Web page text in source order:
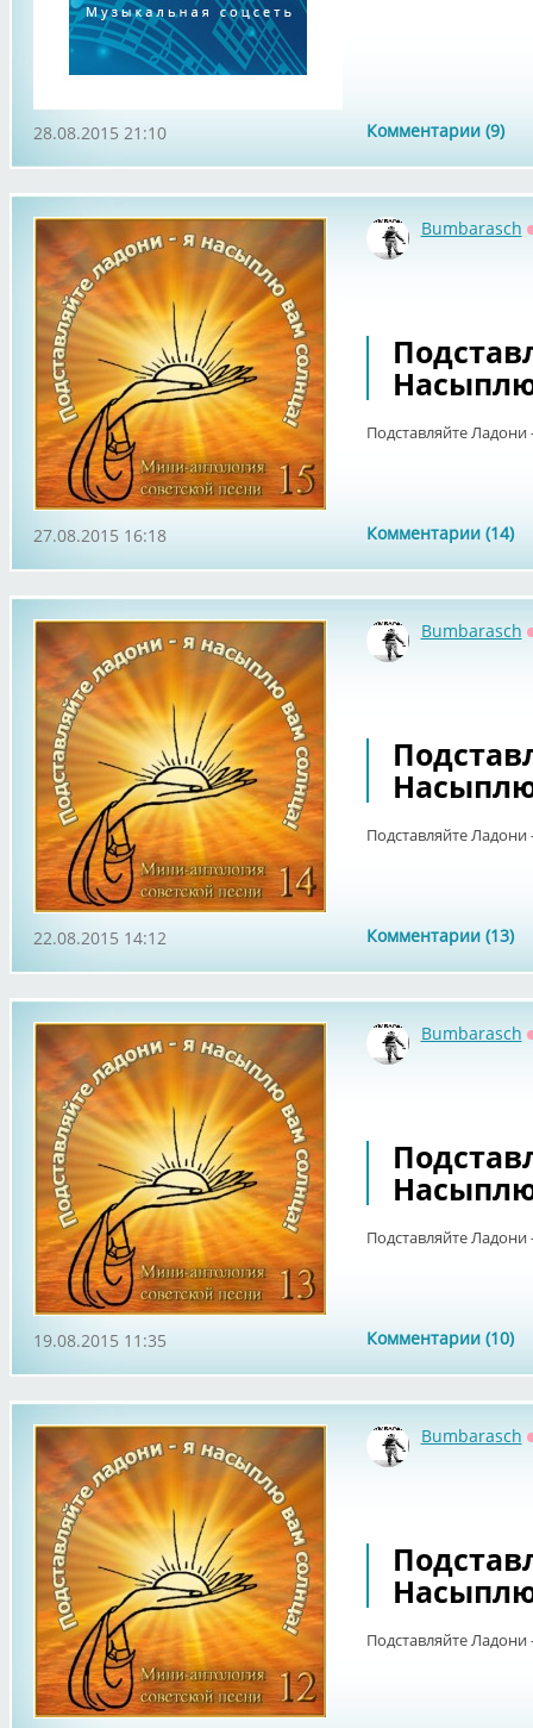
Комментарии (9)
28.08.2015 21:10
Bumbarasch
Подставляйте
Комментарии (14)
27.08.2015 16:18
Bumbarasch
Подставляйте
Комментарии (13)
22.08.2015 14:12
Bumbarasch
Подставляйте
Комментарии (10)
19.08.2015 11:35
Bumbarasch
Подставляйте